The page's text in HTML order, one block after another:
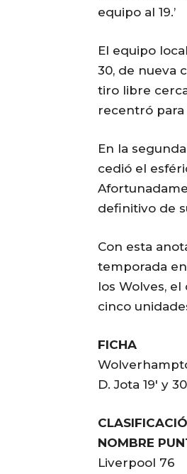
equipo al 19.’
El equipo
30, de nueva
tiro libre
recentró para
En la
cedió el
definitivo de
Con esta
temporada
los Wolves,
cinco
FICHA
D. Jota 19′ y
NOMBRE
Liverpool 76